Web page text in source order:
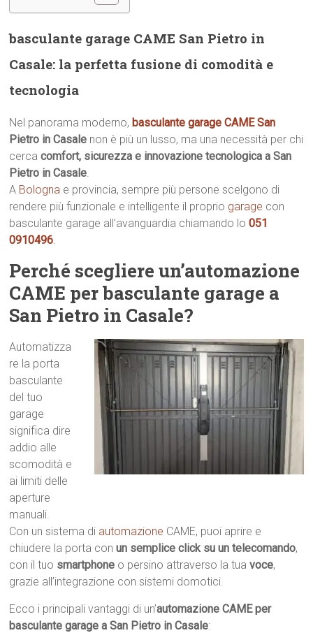
basculante garage CAME San Pietro in
Casale: la perfetta fusione di comodità e
tecnologia
Nel panorama moderno,basculante garage CAME San
Pietro in Casale non è più un lusso, ma una necessità per chi
cercacomfort, sicurezza e innovazione tecnologica a San
Pietro in Casale.
A Bologna e provincia, sempre più persone scelgono di
rendere più funzionale e intelligente il proprio garage con
basculante garage all’avanguardia chiamando lo051
0910496.
Perché scegliere un’automazione
CAME per basculante garage a
San Pietro in Casale?
Automatizza
re la porta
basculante
del tuo
garage
significa dire
addio alle
scomodità e
ai limiti delle
aperture
manuali.
Con un sistema di automazione CAME, puoi aprire e
chiudere la porta conun semplice click su un telecomando,
con il tuo smartphone o persino attraverso la tuavoce,
grazie all’integrazione con sistemi domotici.
Ecco i principali vantaggi di un’automazione CAME per
basculante garage a San Pietro in Casale: